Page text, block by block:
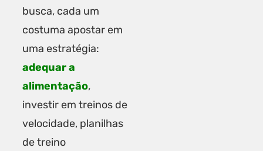
busca, cada um
costuma apostar em
uma estratégia:
adequar a
alimentação,
investir em treinos de
velocidade, planilhas
de treino